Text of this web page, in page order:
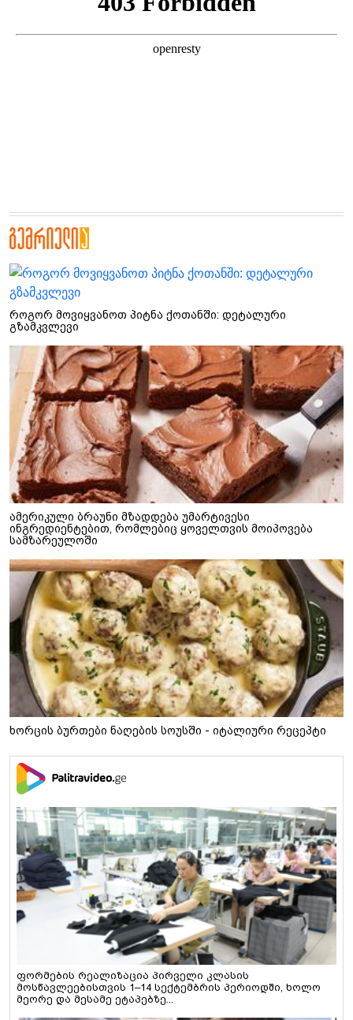
როგორ მოვიყვანოთ პიტნა ქოთანში: დეტალური
გზამკვლევი
ამერიკული ბრაუნი მზადდება უმარტივესი
ინგრედიენტებით, რომლებიც ყოველთვის მოიპოვება
სამზარეულოში
ხორცის ბურთები ნაღების სოუსში - იტალიური რეცეპტი
ფორმების რეალიზაცია პირველი კლასის
მოსწავლეებისთვის 1–14 სექტემბრის პერიოდში, ხოლო
მეორე და მესამე ეტაპებზე...